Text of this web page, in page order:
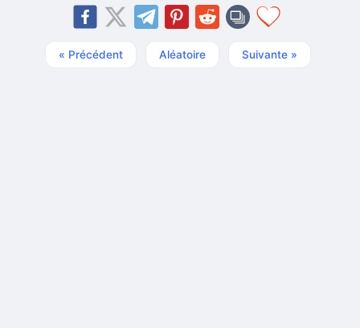
« Précédent Aléatoire Suivante »